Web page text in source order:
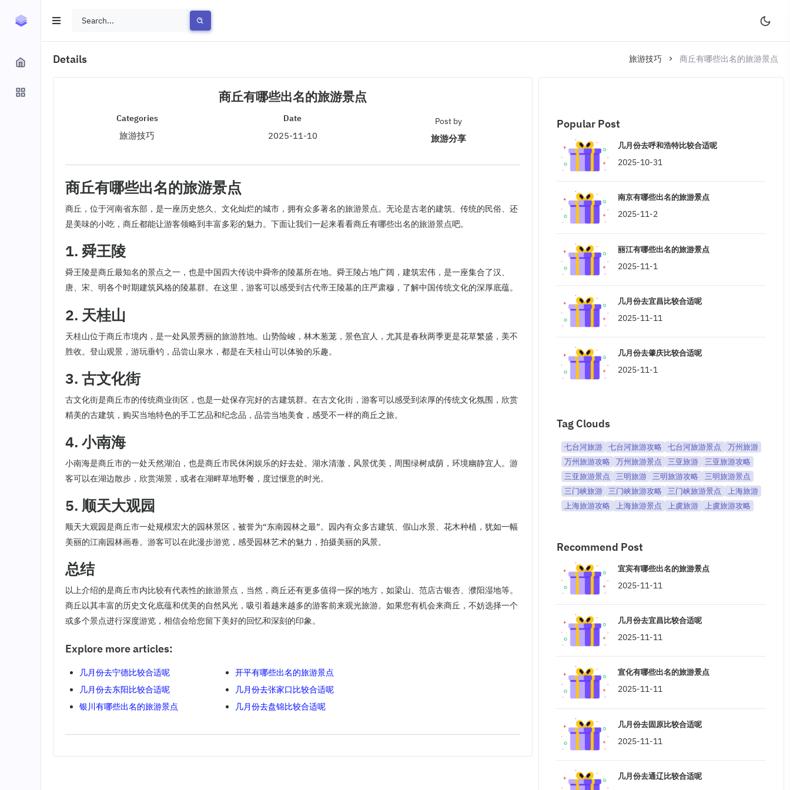
Details 旅游技巧 商丘有哪些出名的旅游景点
商丘有哪些出名的旅游景点
Categories
旅游技巧
Date
2025-11-10
Post by
旅游分享
商丘有哪些出名的旅游景点
商丘，位于河南省东部，是一座历史悠久、文化灿烂的城市，拥有众多著名的旅游景点。无论是古老的建筑、传统的民俗、还
是美味的小吃，商丘都能让游客领略到丰富多彩的魅力。下面让我们一起来看看商丘有哪些出名的旅游景点吧。
1. 舜王陵
舜王陵是商丘最知名的景点之一，也是中国四大传说中舜帝的陵墓所在地。舜王陵占地广阔，建筑宏伟，是一座集合了汉、
唐、宋、明各个时期建筑风格的陵墓群。在这里，游客可以感受到古代帝王陵墓的庄严肃穆，了解中国传统文化的深厚底蕴。
2. 天桂山
天桂山位于商丘市境内，是一处风景秀丽的旅游胜地。山势险峻，林木葱茏，景色宜人，尤其是春秋两季更是花草繁盛，美不
胜收。登山观景，游玩垂钓，品尝山泉水，都是在天桂山可以体验的乐趣。
3. 古文化街
古文化街是商丘市的传统商业街区，也是一处保存完好的古建筑群。在古文化街，游客可以感受到浓厚的传统文化氛围，欣赏
精美的古建筑，购买当地特色的手工艺品和纪念品，品尝当地美食，感受不一样的商丘之旅。
4. 小南海
小南海是商丘市的一处天然湖泊，也是商丘市民休闲娱乐的好去处。湖水清澈，风景优美，周围绿树成荫，环境幽静宜人。游
客可以在湖边散步，欣赏湖景，或者在湖畔草地野餐，度过惬意的时光。
5. 顺天大观园
顺天大观园是商丘市一处规模宏大的园林景区，被誉为“东南园林之最”。园内有众多古建筑、假山水景、花木种植，犹如一幅
美丽的江南园林画卷。游客可以在此漫步游览，感受园林艺术的魅力，拍摄美丽的风景。
总结
以上介绍的是商丘市内比较有代表性的旅游景点，当然，商丘还有更多值得一探的地方，如梁山、范店古银杏、濮阳湿地等。
商丘以其丰富的历史文化底蕴和优美的自然风光，吸引着越来越多的游客前来观光旅游。如果您有机会来商丘，不妨选择一个
或多个景点进行深度游览，相信会给您留下美好的回忆和深刻的印象。
Explore more articles:
几月份去宁德比较合适呢
几月份去东阳比较合适呢
银川有哪些出名的旅游景点
开平有哪些出名的旅游景点
几月份去张家口比较合适呢
几月份去盘锦比较合适呢
Popular Post
几月份去呼和浩特比较合适呢
2025-10-31
南京有哪些出名的旅游景点
2025-11-2
丽江有哪些出名的旅游景点
2025-11-1
几月份去宜昌比较合适呢
2025-11-11
几月份去肇庆比较合适呢
2025-11-1
Tag Clouds
七台河旅游 七台河旅游攻略 七台河旅游景点
万州旅游
万州旅游攻略
万州旅游景点 三亚旅游
三亚旅游攻略
三亚旅游景点
三明旅游 三明旅游攻略
三明旅游景点
三门峡旅游
三门峡旅游攻略 三门峡旅游景点
上海旅游
上海旅游攻略
上海旅游景点 上虞旅游 上虞旅游攻略
Recommend Post
宜宾有哪些出名的旅游景点
2025-11-11
几月份去宜昌比较合适呢
2025-11-11
宣化有哪些出名的旅游景点
2025-11-11
几月份去固原比较合适呢
2025-11-11
几月份去通辽比较合适呢